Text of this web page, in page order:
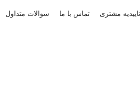
تاییدیه‌ مشتری تماس با ما سوالات متداول